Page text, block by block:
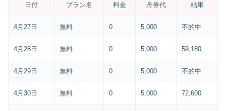
日付 プラン名 料金 舟券代 結果
4月27日 無料 0 5,000 不的中
4月28日 無料 0 5,000 59,180
4月29日 無料 0 5,000 不的中
4月30日 無料 0 5,000 72,600